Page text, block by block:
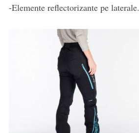
-Elemente reflectorizante pe laterale.